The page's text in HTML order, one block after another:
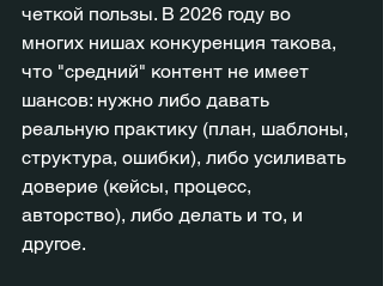
четкой пользы. В 2026 году во
многих нишах конкуренция такова,
что "средний" контент не имеет
шансов: нужно либо давать
реальную практику (план, шаблоны,
структура, ошибки), либо усиливать
доверие (кейсы, процесс,
авторство), либо делать и то, и
другое.